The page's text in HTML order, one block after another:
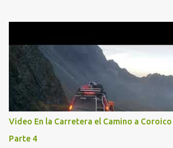
Video En la Carretera el Camino a Coroico
Parte 4